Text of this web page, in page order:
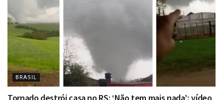
BRASIL
Tornado destrói casa no RS: ‘Não tem mais nada’; vídeo